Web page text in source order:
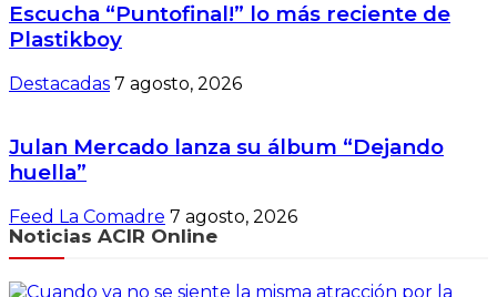
Escucha “Puntofinal!” lo más reciente de
Plastikboy
Destacadas 7 agosto, 2026
Julan Mercado lanza su álbum “Dejando
huella”
Feed La Comadre 7 agosto, 2026
Noticias ACIR Online